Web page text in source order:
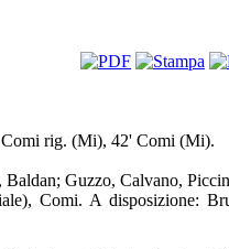
rig. (Mi), 42' Comi (Mi).
Guzzo, Calvano,
Comi. A disposizione: